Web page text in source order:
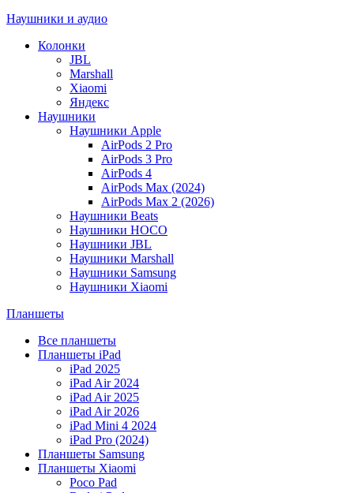
Наушники и аудио
Колонки
JBL
Marshall
Xiaomi
Яндекс
Наушники
Наушники Apple
AirPods 2 Pro
AirPods 3 Pro
AirPods 4
AirPods Max (2024)
AirPods Max 2 (2026)
Наушники Beats
Наушники HOCO
Наушники JBL
Наушники Marshall
Наушники Samsung
Наушники Xiaomi
Планшеты
Все планшеты
Планшеты iPad
iPad 2025
iPad Air 2024
iPad Air 2025
iPad Air 2026
iPad Mini 4 2024
iPad Pro (2024)
Планшеты Samsung
Планшеты Xiaomi
Poco Pad